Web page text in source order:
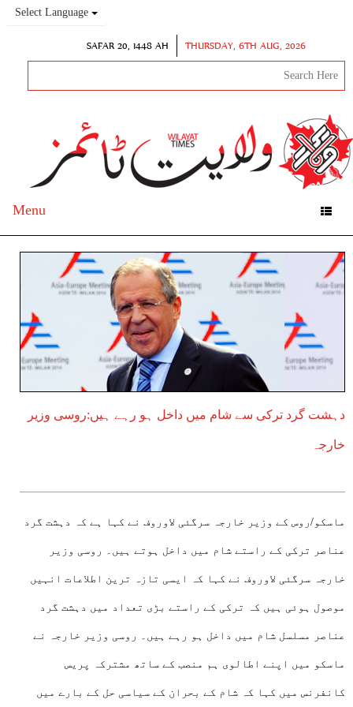
Select Language
SAFAR 20, 1448 AH THURSDAY, 6TH AUG, 2026
Toggle
Menu
دہشت گرد ترکی سے شام میں داخل ہو رہے ہیں:روسی وزیر
خارجہ
ماسکو/روس کے وزیر خارجہ سرگئی لاوروف نے کہا ہے کہ دہشت گرد
عناصر ترکی کے راستے شام میں داخل ہوتے ہیں۔ روسی وزیر
خارجہ سرگئی لاوروف نے کہا کہ ایسی تازہ ترین اطلاعات انہیں
موصول ہوئی ہیں کہ ترکی کے راستے بڑی تعداد میں دہشت گرد
عناصر مسلسل شام میں داخل ہو رہے ہیں۔ روسی وزیر خارجہ نے
ماسکو میں اپنے اطالوی ہم منصب کے ساتھ مشترکہ پریس
کانفرنس میں کہا کہ شام کے بحران کے سیاسی حل کے بارے میں